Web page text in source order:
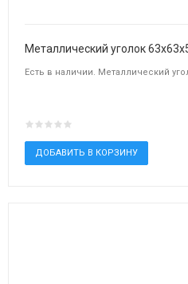
Металлический уголок
Есть в наличии. Металлический